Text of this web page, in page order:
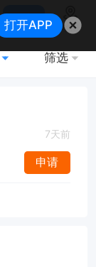
搜索
地图
筛选
7天前
申请
打开APP